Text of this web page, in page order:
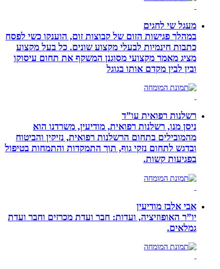
מעגל שי לחגים
במהלך פגישות הזום של קבוצות זום, הוענקו כשי לפסח
כתבות חינמיות לבעלי מקצוע שונים. כל בעל מקצוע
מציג מאמר מקצועי מסוגנן המשקף את תחום עיסוקו
ובין לבין מקדם אותו בגוגל
רשלנות רפואית עו”ד
ניסן מנו, רשלנות רפואית, מודיעין, משרדנו הוא
מהמובילים בתחום הרשלנות רפואית, נזיקין והביטוח
ובדגש לתחום נזקי גוף, תוך התמקדות והתמחות בטיפול
בפגיעות קשות.
אבי אלבז מודיעין
יו”ר האופוזיציה, ועדות: חבר ועדת מכרזים וחבר ועדת
גמלאים.